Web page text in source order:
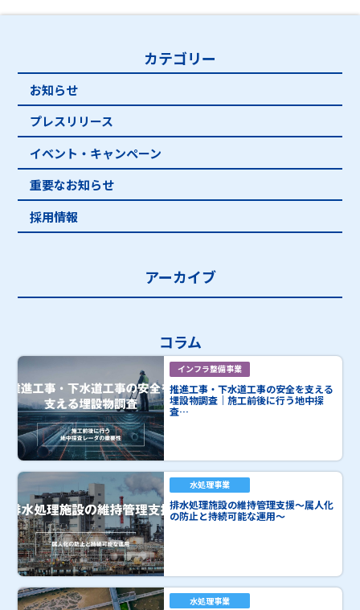
カテゴリー
お知らせ
プレスリリース
イベント・キャンペーン
重要なお知らせ
採用情報
アーカイブ
コラム
インフラ整備事業
推進工事・下水道工事の安全を支える
埋設物調査｜施工前後に行う地中探
査…
水処理事業
排水処理施設の維持管理支援～属人化
の防止と持続可能な運用～
水処理事業